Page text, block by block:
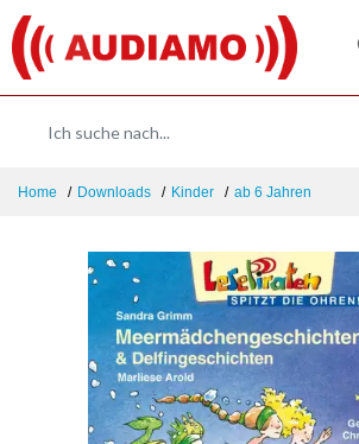
Home Downloads Kinder ab 6 Jahren